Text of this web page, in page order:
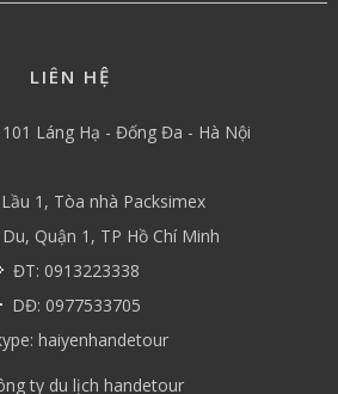
LIÊN HỆ
Láng Hạ - Đống Đa - Hà Nội
1, Tòa nhà Packsimex
Quận 1, TP Hồ Chí Minh
ĐT: 0913223338
DĐ: 0977533705
haiyenhandetour